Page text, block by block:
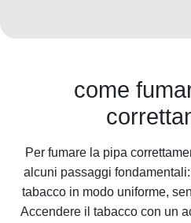
come
Per fumare la pipa
alcuni passaggi
tabacco in modo uniforme,
Accendere il tabacco con un